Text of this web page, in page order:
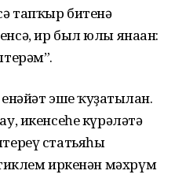
тапҡыр битенә
ир был юлы янаған:
эше ҡуҙғатылған.
икенсеһе күрәләтә
статьяһы
иркенән мәхрүм